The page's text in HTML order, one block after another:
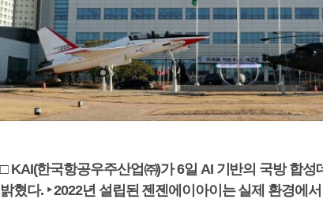
□ KAI(한국항공우주산업㈜)가 6일 AI 기반의 국방 합성
밝혔다. ‣ 2022년 설립된 젠젠에이아이는 실제 환경에